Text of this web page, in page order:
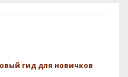
гид для новичков